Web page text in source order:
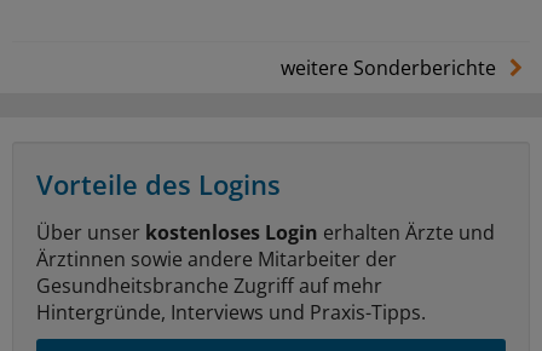
weitere Sonderberichte
Vorteile des Logins
Über unser kostenloses Login erhalten Ärzte und
Ärztinnen sowie andere Mitarbeiter der
Gesundheitsbranche Zugriff auf mehr
Hintergründe, Interviews und Praxis-Tipps.